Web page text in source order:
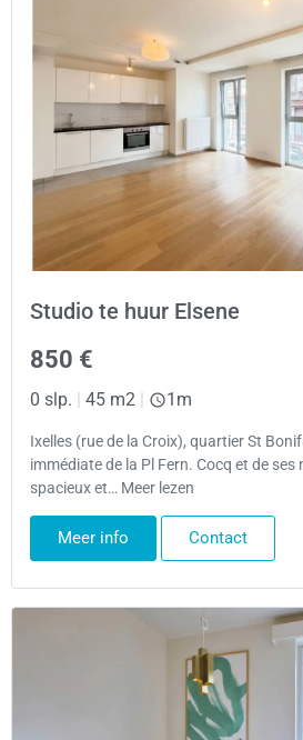
Studio te huur Elsene
850 €
0 slp. | 45 m2 | 1m
Ixelles (rue de la Croix), quartier St
immédiate de la Pl Fern. Cocq et de
spacieux et… Meer lezen
Meer info Contact